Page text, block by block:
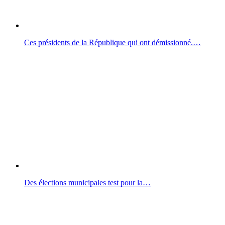
Ces présidents de la République qui ont démissionné.…
Des élections municipales test pour la…